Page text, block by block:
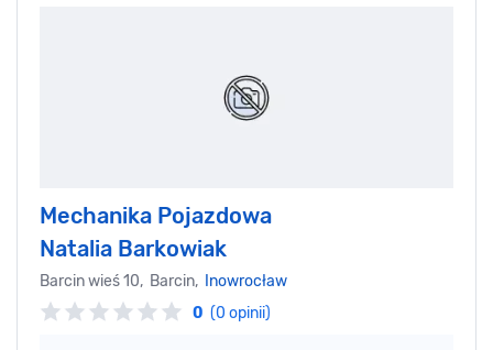
Mechanika Pojazdowa
Natalia Barkowiak
Barcin wieś 10, Barcin,
Inowrocław
0 (0 opinii)